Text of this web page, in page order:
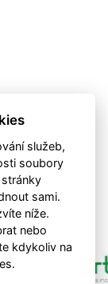
služeb,
soubory
sami.
níže.
nebo
kdykoliv na